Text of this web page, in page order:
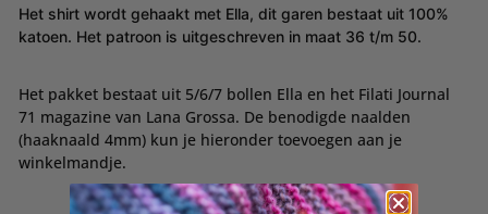
Het shirt wordt gehaakt met Ella, dit garen bestaat uit 100%
katoen. Het patroon is uitgeschreven in maat 36 t/m 50.
Het pakket bestaat uit 5/6/7 bollen Ella en het Filati Journal
71 magazine van Lana Grossa. De benodigde naalden
(haaknaald 4mm) kun je hieronder toevoegen aan je
winkelmandje.